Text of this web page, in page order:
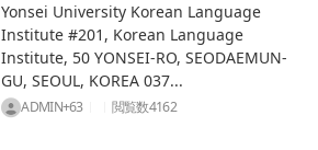
Yonsei University Korean Language
Institute #201, Korean Language
Institute, 50 YONSEI-RO, SEODAEMUN-
GU, SEOUL, KOREA 037...
ADMIN+63 閲覧数4162